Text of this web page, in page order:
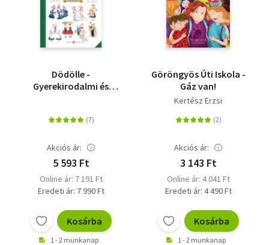
Dödölle -
Gyerekirodalmi és
receptekkel
Akciós ár:
5 593 Ft
Online ár: 7 191 Ft
Eredeti ár: 7 990 Ft
Kosárba
1 - 2 munkanap
Göröngyös Úti Iskola -
Gáz van!
Kertész Erzsi
Akciós ár:
3 143 Ft
Online ár: 4 041 Ft
Eredeti ár: 4 490 Ft
Kosárba
1 - 2 munkanap